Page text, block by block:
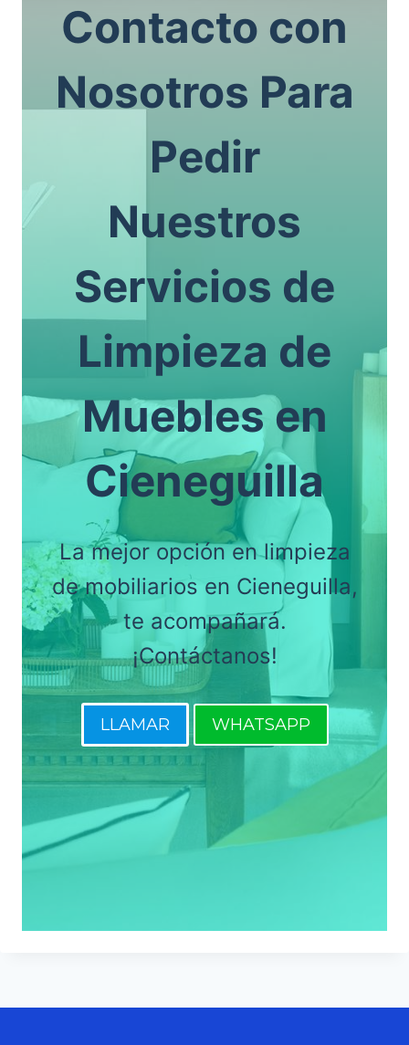
Contacto con
Nosotros Para
Pedir
Nuestros
Servicios de
Limpieza de
Muebles en
Cieneguilla
La mejor opción en limpieza
de mobiliarios en Cieneguilla,
te acompañará.
¡Contáctanos!
LLAMAR WHATSAPP